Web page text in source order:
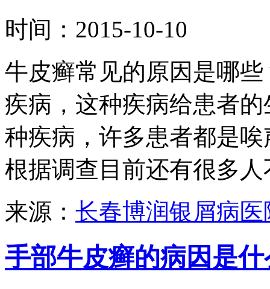
时间：2015-10-10
牛皮癣常见的原因是哪
疾病，这种疾病给患者
种疾病，许多患者都是
根据调查目前还有很多人
来源： 长春博润银屑病医
手部牛皮癣的病因是什